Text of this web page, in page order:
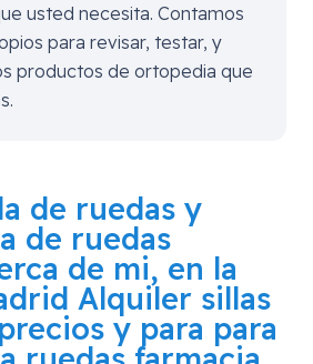
usted necesita. Contamos
para revisar, testar, y
productos de ortopedia que
de ruedas y
de ruedas
de mi, en la
Alquiler sillas
y para para